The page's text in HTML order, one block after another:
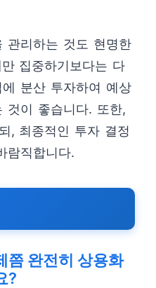
관리하는 것도 현명한
집중하기보다는 다
분산 투자하여 예상
것이 좋습니다. 또한,
, 최종적인 투자 결정
람직합니다.
쯤 완전히 상용화
?